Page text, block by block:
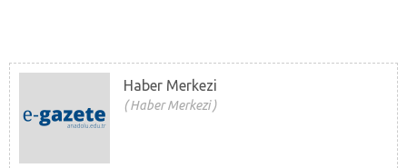
Haber Merkezi
Haber Merkezi